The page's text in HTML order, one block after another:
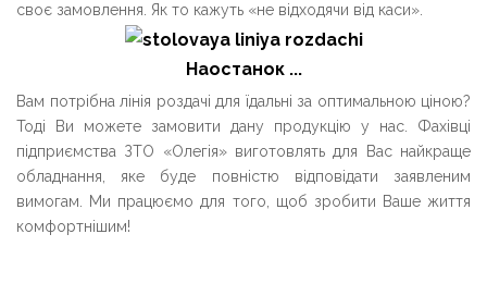
своє замовлення. Як то кажуть «не відходячи від каси».
Наостанок ...
Вам потрібна лінія роздачі для їдальні за оптимальною ціною?
Тоді Ви можете замовити дану продукцію у нас. Фахівці
підприємства ЗТО «Олегія» виготовлять для Вас найкраще
обладнання, яке буде повністю відповідати заявленим
вимогам. Ми працюємо для того, щоб зробити Ваше життя
комфортнішим!